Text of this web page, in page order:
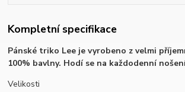
Kompletní specifikace
Pánské triko Lee je vyrobeno z velmi
100% bavlny. Hodí se na každodenní
Velikosti